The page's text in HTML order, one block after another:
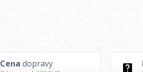
Cena dopravy